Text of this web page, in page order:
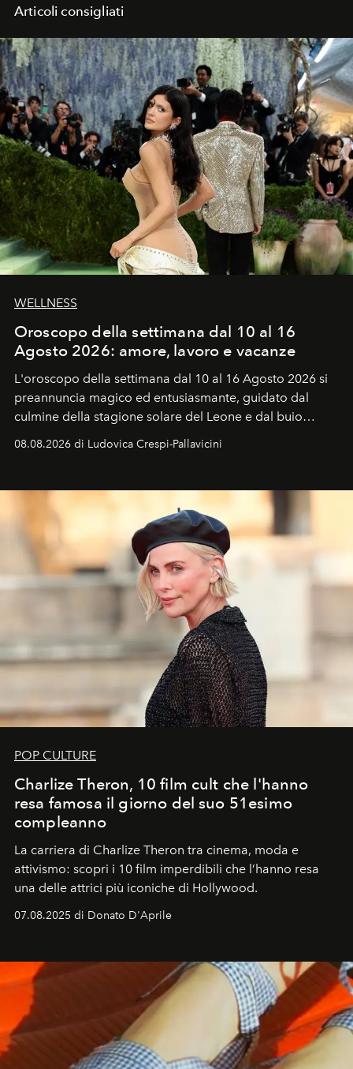
Articoli consigliati
WELLNESS
Oroscopo della settimana dal 10 al 16
Agosto 2026: amore, lavoro e vacanze
L'oroscopo della settimana dal 10 al 16 Agosto 2026 si
preannuncia magico ed entusiasmante, guidato dal
culmine della stagione solare del Leone e dal buio
ideale per la notte delle Perseidi.
08.08.2026 di Ludovica Crespi-Pallavicini
POP CULTURE
Charlize Theron, 10 film cult che l'hanno
resa famosa il giorno del suo 51esimo
compleanno
La carriera di Charlize Theron tra cinema, moda e
attivismo: scopri i 10 film imperdibili che l’hanno resa
una delle attrici più iconiche di Hollywood.
07.08.2025 di Donato D'Aprile